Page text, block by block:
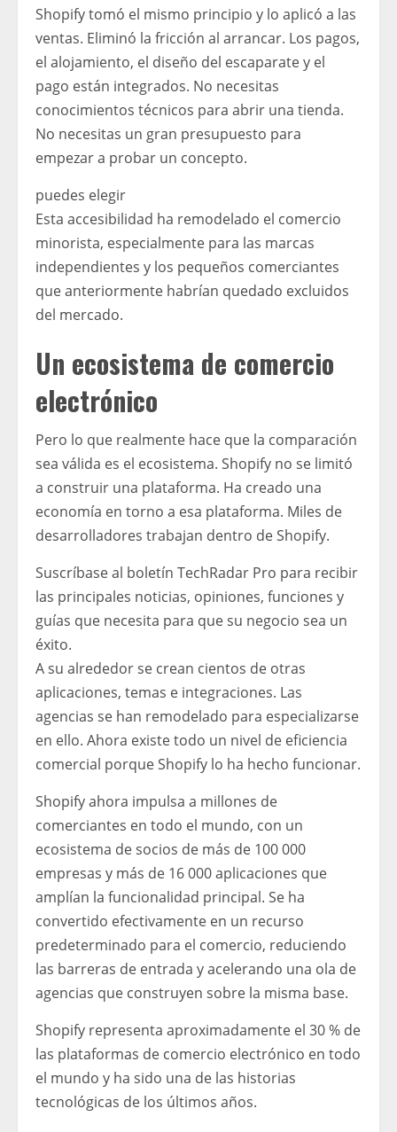
Shopify tomó el mismo principio y lo aplicó a las
ventas. Eliminó la fricción al arrancar. Los pagos,
el alojamiento, el diseño del escaparate y el
pago están integrados. No necesitas
conocimientos técnicos para abrir una tienda.
No necesitas un gran presupuesto para
empezar a probar un concepto.
puedes elegir
Esta accesibilidad ha remodelado el comercio
minorista, especialmente para las marcas
independientes y los pequeños comerciantes
que anteriormente habrían quedado excluidos
del mercado.
Un ecosistema de comercio
electrónico
Pero lo que realmente hace que la comparación
sea válida es el ecosistema. Shopify no se limitó
a construir una plataforma. Ha creado una
economía en torno a esa plataforma. Miles de
desarrolladores trabajan dentro de Shopify.
Suscríbase al boletín TechRadar Pro para recibir
las principales noticias, opiniones, funciones y
guías que necesita para que su negocio sea un
éxito.
A su alrededor se crean cientos de otras
aplicaciones, temas e integraciones. Las
agencias se han remodelado para especializarse
en ello. Ahora existe todo un nivel de eficiencia
comercial porque Shopify lo ha hecho funcionar.
Shopify ahora impulsa a millones de
comerciantes en todo el mundo, con un
ecosistema de socios de más de 100 000
empresas y más de 16 000 aplicaciones que
amplían la funcionalidad principal. Se ha
convertido efectivamente en un recurso
predeterminado para el comercio, reduciendo
las barreras de entrada y acelerando una ola de
agencias que construyen sobre la misma base.
Shopify representa aproximadamente el 30 % de
las plataformas de comercio electrónico en todo
el mundo y ha sido una de las historias
tecnológicas de los últimos años.